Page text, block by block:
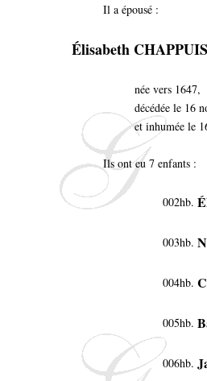
Il a épousé :
Élisabeth CHAPPUIS
née vers 1647,
décédée le 16
et inhumée le
Ils ont eu 7 enfants :
002hb.
003hb.
004hb.
005hb.
006hb.